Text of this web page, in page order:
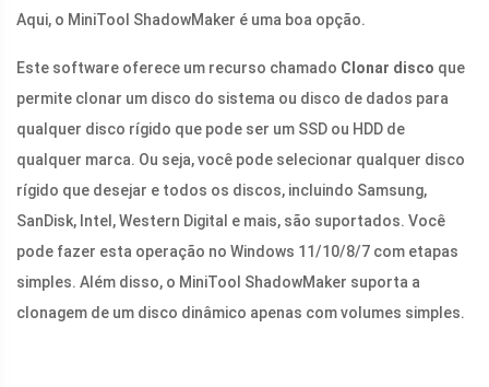
Aqui, o MiniTool ShadowMaker é uma boa opção.
Este software oferece um recurso chamado Clonar disco que
permite clonar um disco do sistema ou disco de dados para
qualquer disco rígido que pode ser um SSD ou HDD de
qualquer marca. Ou seja, você pode selecionar qualquer disco
rígido que desejar e todos os discos, incluindo Samsung,
SanDisk, Intel, Western Digital e mais, são suportados. Você
pode fazer esta operação no Windows 11/10/8/7 com etapas
simples. Além disso, o MiniTool ShadowMaker suporta a
clonagem de um disco dinâmico apenas com volumes simples.